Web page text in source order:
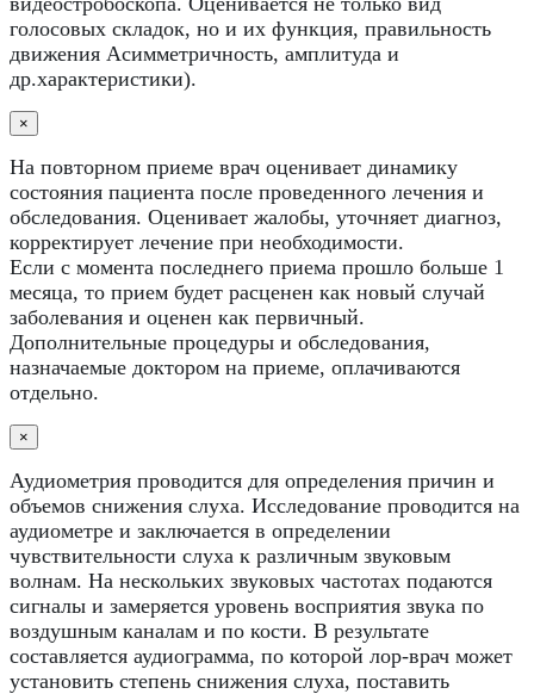
голосовых складок, но и их функция, правильность
движения Асимметричность, амплитуда и
др.характеристики).
×
На повторном приеме врач оценивает динамику
состояния пациента после проведенного лечения и
обследования. Оценивает жалобы, уточняет диагноз,
корректирует лечение при необходимости.
Если с момента последнего приема прошло больше 1
месяца, то прием будет расценен как новый случай
заболевания и оценен как первичный.
Дополнительные процедуры и обследования,
назначаемые доктором на приеме, оплачиваются
отдельно.
×
Аудиометрия проводится для определения причин и
объемов снижения слуха. Исследование проводится на
аудиометре и заключается в определении
чувствительности слуха к различным звуковым
волнам. На нескольких звуковых частотах подаются
сигналы и замеряется уровень восприятия звука по
воздушным каналам и по кости. В результате
составляется аудиограмма, по которой лор-врач может
установить степень снижения слуха, поставить